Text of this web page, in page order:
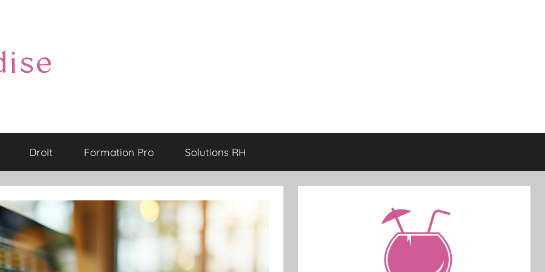
Droit Formation Pro Solutions RH